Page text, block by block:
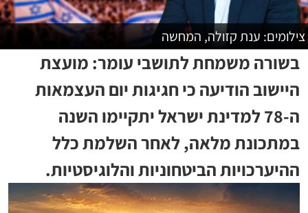
צילומים: ענת קזולה, המחשה
בשורה משמחת לתושבי עומר: מועצת
היישוב הודיעה כי חגיגות יום העצמאות
ה-78 למדינת ישראל יתקיימו השנה
במתכונת מלאה, לאחר השלמת כלל
ההיערכויות הביטחוניות והלוגיסטיות.